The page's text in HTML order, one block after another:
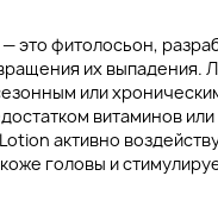
это фитолосьон,
их выпадения.
или
витаминов
активно
головы и